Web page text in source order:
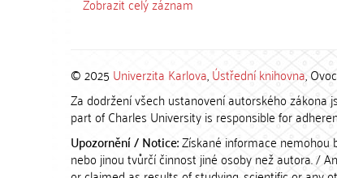
© 2025 Univerzita Karlova,Ústřední knihovna,
Za dodržení všech ustanovení autorského
part of Charles University is responsible for
Upozornění / Notice:Získané informace nemohou
nebo jinou tvůrčí činnost jiné osoby než autora. /